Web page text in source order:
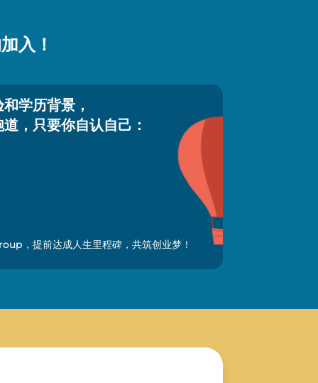
入！
学历背景，
，只要你自认自己：
，提前达成人生里程碑，共筑创业梦！